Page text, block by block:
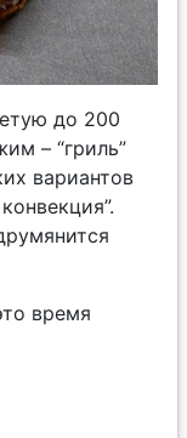
до 200
– “гриль”
вариантов
время